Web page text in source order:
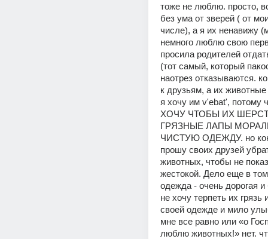
тоже не люблю. просто,
без ума от зверей ( от
числе), а я их ненавижу
немного люблю свою
просила родителей
(тот самый, который
наотрез отказываются.
к друзьям, а их
я хочу им v'ebat', потому
ХОЧУ ЧТОБЫ ИХ
ГРЯЗНЫЕ ЛАПЫ
ЧИСТУЮ ОДЕЖДУ. но
прошу своих друзей
животных, чтобы не
жестокой. Дело еще в
одежда - очень дорогая
не хочу терпеть их грязь
своей одежде и мило
мне все равно или «о
люблю животных!» нет.